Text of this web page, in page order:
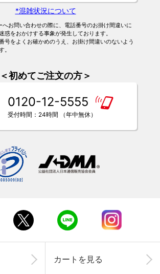
*混雑状況について
へお問い合わせの際に、電話番号のお掛け間違いに
惑をおかけする事象が発生しております。
号をよくお確かめのうえ、お掛け間違いのないよう
。
＜初めてご注文の方＞
0120-12-5555
受付時間：24時間 （年中無休）
カートを見る